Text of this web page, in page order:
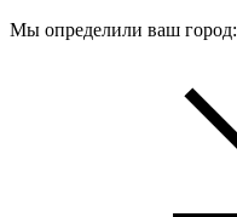
Мы определили ваш город: